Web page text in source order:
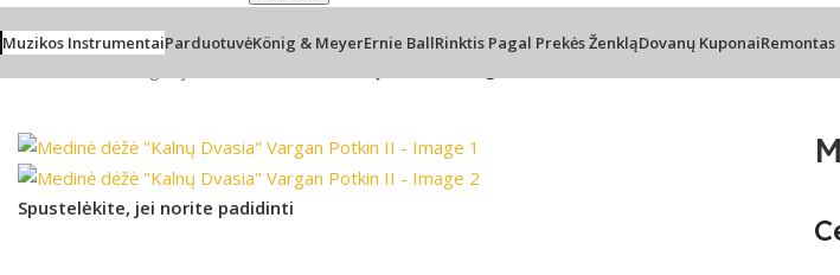
Muzikos InstrumentaiParduotuvėKönig & MeyerErnie BallRinktis Pagal Prekės ŽenkląDovanų KuponaiRemontas
Spustelėkite, jei norite padidinti